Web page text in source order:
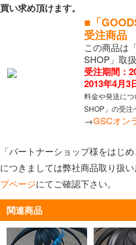
買い求め頂けます。
■「
受注商品
この商品は
SHOP」取
受注期間：
2013年4月3
料金や発送に
SHOP」の受注
→GSCオン
「パートナーショップ様をはじ
につきましては弊社商品取り扱
プページにてご確認下さい。
関連商品